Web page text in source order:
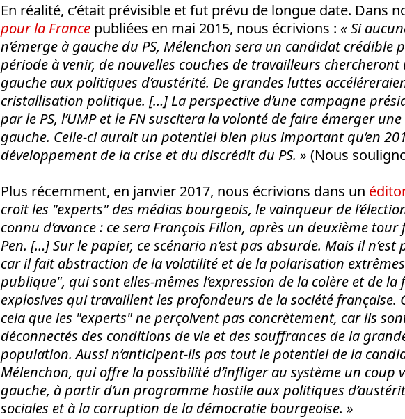
En réalité, c’était prévisible et fut prévu de longue date. Dans
pour la France publiées en mai 2015, nous écrivions : « Si
n’émerge à gauche du PS, Mélenchon sera un candidat crédible
période à venir, de nouvelles couches de travailleurs
gauche aux politiques d’austérité. De grandes luttes
cristallisation politique. […] La perspective d’une campagne
par le PS, l’UMP et le FN suscitera la volonté de faire émerger
gauche. Celle-ci aurait un potentiel bien plus important qu’en
développement de la crise et du discrédit du PS. » (Nous
Plus récemment, en janvier 2017, nous écrivions dans un
croit les "experts" des médias bourgeois, le vainqueur de
connu d’avance : ce sera François Fillon, après un deuxième tour
Pen. […] Sur le papier, ce scénario n’est pas absurde. Mais il
car il fait abstraction de la volatilité et de la polarisation
publique", qui sont elles-mêmes l’expression de la colère et de
explosives qui travaillent les profondeurs de la société française.
cela que les "experts" ne perçoivent pas concrètement, car ils
déconnectés des conditions de vie et des souffrances de la
population. Aussi n’anticipent-ils pas tout le potentiel de la
Mélenchon, qui offre la possibilité d’infliger au système un coup
gauche, à partir d’un programme hostile aux politiques
sociales et à la corruption de la démocratie bourgeoise. »